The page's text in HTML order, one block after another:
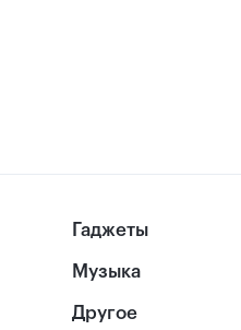
Гаджеты
Музыка
Другое